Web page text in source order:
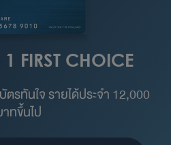
FIRST CHOICE
รทันใจ รายได้ประจำ 12,000
ทขึ้นไป